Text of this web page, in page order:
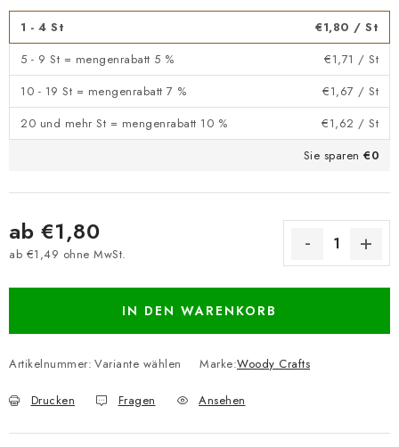
1 - 4 St €1,80 / St
5 - 9 St = mengenrabatt 5 %
€1,71 / St
10 - 19 St = mengenrabatt 7 %
€1,67 / St
20 und mehr St = mengenrabatt 10 %
€1,62 / St
Sie sparen €0
ab €1,80
ab €1,49 ohne MwSt.
IN DEN WARENKORB
Artikelnummer: Variante wählen Marke:Woody Crafts
Drucken Fragen Ansehen